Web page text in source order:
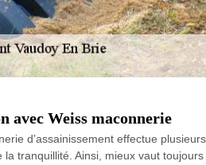
avec Weiss maconnerie
d’assainissement effectue
la tranquillité. Ainsi, mieux vaut